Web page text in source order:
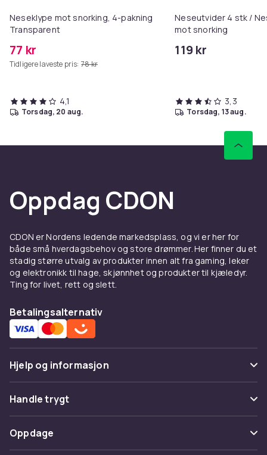
Neseklype mot snorking, 4-pakning
Transparent
77 kr
Tidligere laveste pris: 78 kr
4,1
torsdag, 20 aug.
Neseutvider 4 stk /
mot snorking
119 kr
3,3
torsdag, 13 aug.
Oppdag CDON
CDON er Nordens ledende markedsplass, og vi er her for
både små hverdagsbehov og store drømmer. Her finner du et
stadig større utvalg av produkter innen alt fra gaming, leker
og elektronikk til hage, skjønnhet og produkter til kjæledyr.
Ting for livet, rett og slett.
Betalingsalternativ
Hjelp og informasjon
Vanlige spørsmål
Spor pakke
Angre & returner her
Handle trygt
Betaling
Levering
Oppdage